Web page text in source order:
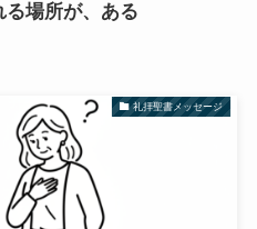
る場所が、ある
礼拝聖書メッセージ